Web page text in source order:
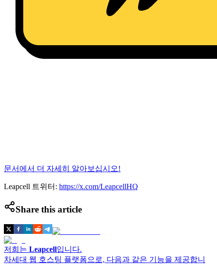
문서에서 더 자세히 알아보십시오!
Leapcell 트위터: https://x.com/LeapcellHQ
Share this article
저희는 Leapcell입니다.
차세대 웹 호스팅 플랫폼으로, 다음과 같은 기능을 제공합니